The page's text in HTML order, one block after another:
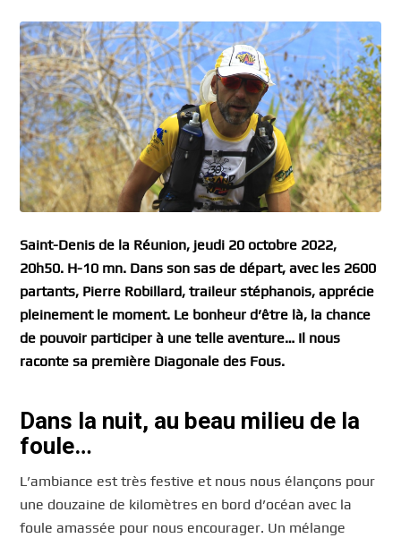
Saint-Denis de la Réunion, jeudi 20 octobre 2022,
20h50. H-10 mn. Dans son sas de départ, avec les 2600
partants, Pierre Robillard, traileur stéphanois, apprécie
pleinement le moment. Le bonheur d’être là, la chance
de pouvoir participer à une telle aventure… Il nous
raconte sa première Diagonale des Fous.
Dans la nuit, au beau milieu de la
foule…
L’ambiance est très festive et nous nous élançons pour
une douzaine de kilomètres en bord d’océan avec la
foule amassée pour nous encourager. Un mélange